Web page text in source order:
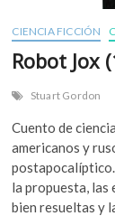
CIENCIA FICCIÓN
Robot Jox
Stuart Gordon
Cuento de
americanos y
la propuesta, las
bien resueltas y